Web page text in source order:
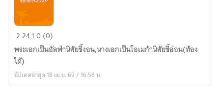
กิน
ใน
รอย
กัด
22410 (0)
พระเอกเป็นอัลฟ่านิสัยขี้งอน,นางเอกเป็นโอเมก้านิสัยขี้อ่อน(ท้อง
ได้)
อัปเดตล่าสุด 18 เม.ย. 69 / 16:58 น.